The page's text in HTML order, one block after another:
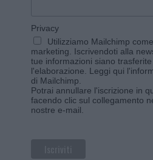
Privacy
Utilizziamo Mailchimp
marketing. Iscrivendoti alla
tue informazioni siano
l'elaborazione. Leggi qui
di Mailchimp
Potrai annullare l'iscrizione in
facendo clic sul collegamento
nostre e-mail.